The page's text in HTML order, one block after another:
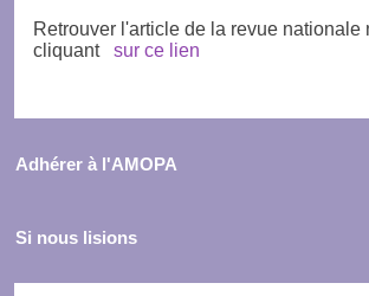
Retrouver l'article de la revue nationale
cliquant
sur ce lien
Adhérer à l'AMOPA
Si nous lisions